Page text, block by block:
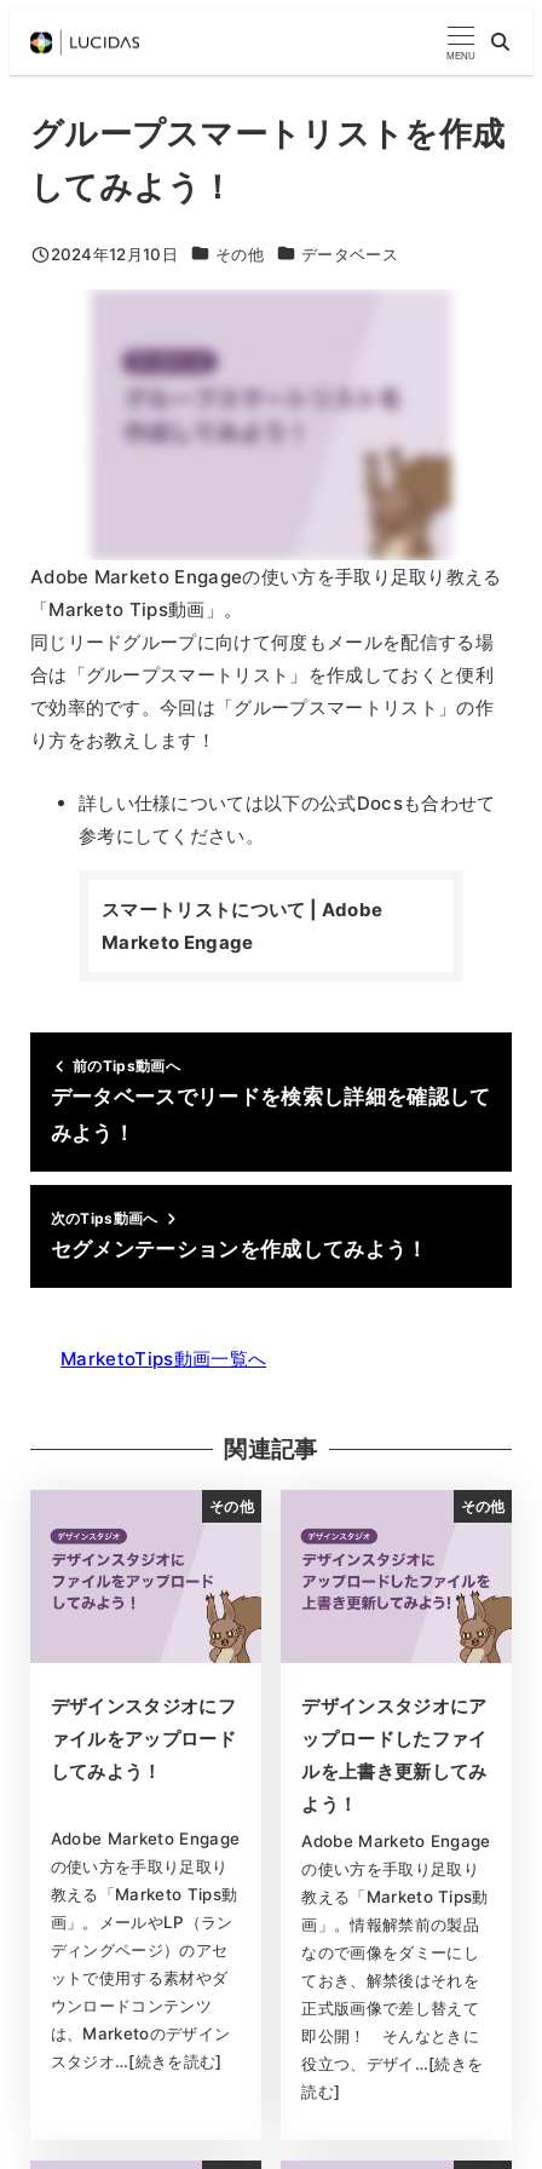
MENU
グループスマートリストを作成
してみよう！
投稿日
2024年12月10日 MarketoTips動画カテゴリ
その他 MarketoTips動画カテゴリ
データベース
Adobe Marketo Engageの使い方を手取り足取り教える
「Marketo Tips動画」。
同じリードグループに向けて何度もメールを配信する場
合は「グループスマートリスト」を作成しておくと便利
で効率的です。今回は「グループスマートリスト」の作
り方をお教えします！
詳しい仕様については以下の公式Docsも合わせて
参考にしてください。
スマートリストについて | Adobe
Marketo Engage
前のTips動画へ
データベースでリードを検索し詳細を確認して
みよう！
次のTips動画へ
セグメンテーションを作成してみよう！
MarketoTips動画一覧へ
関連記事
その他
デザインスタジオにフ
ァイルをアップロード
してみよう！
Adobe Marketo Engage
の使い方を手取り足取り
教える「Marketo Tips動
画」。メールやLP（ラン
ディングページ）のアセ
ットで使用する素材やダ
ウンロードコンテンツ
は、Marketoのデザイン
スタジオ…[続きを読む]
その他
デザインスタジオにア
ップロードしたファイ
ルを上書き更新してみ
よう！
Adobe Marketo Engage
の使い方を手取り足取り
教える「Marketo Tips動
画」。情報解禁前の製品
なので画像をダミーにし
ておき、解禁後はそれを
正式版画像で差し替えて
即公開！ そんなときに
役立つ、デザイ…[続きを
読む]